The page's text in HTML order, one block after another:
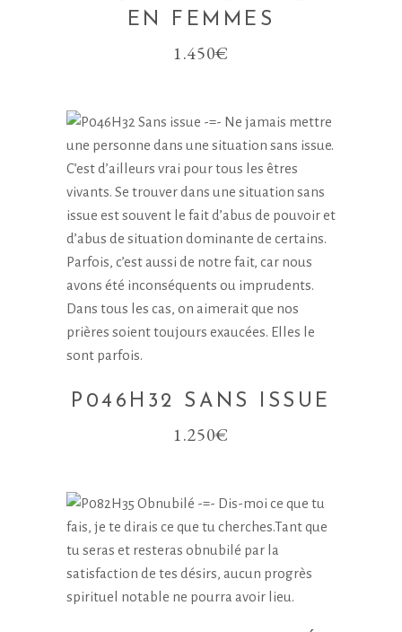
EN FEMMES
1.450€
P046H32 SANS ISSUE
1.250€